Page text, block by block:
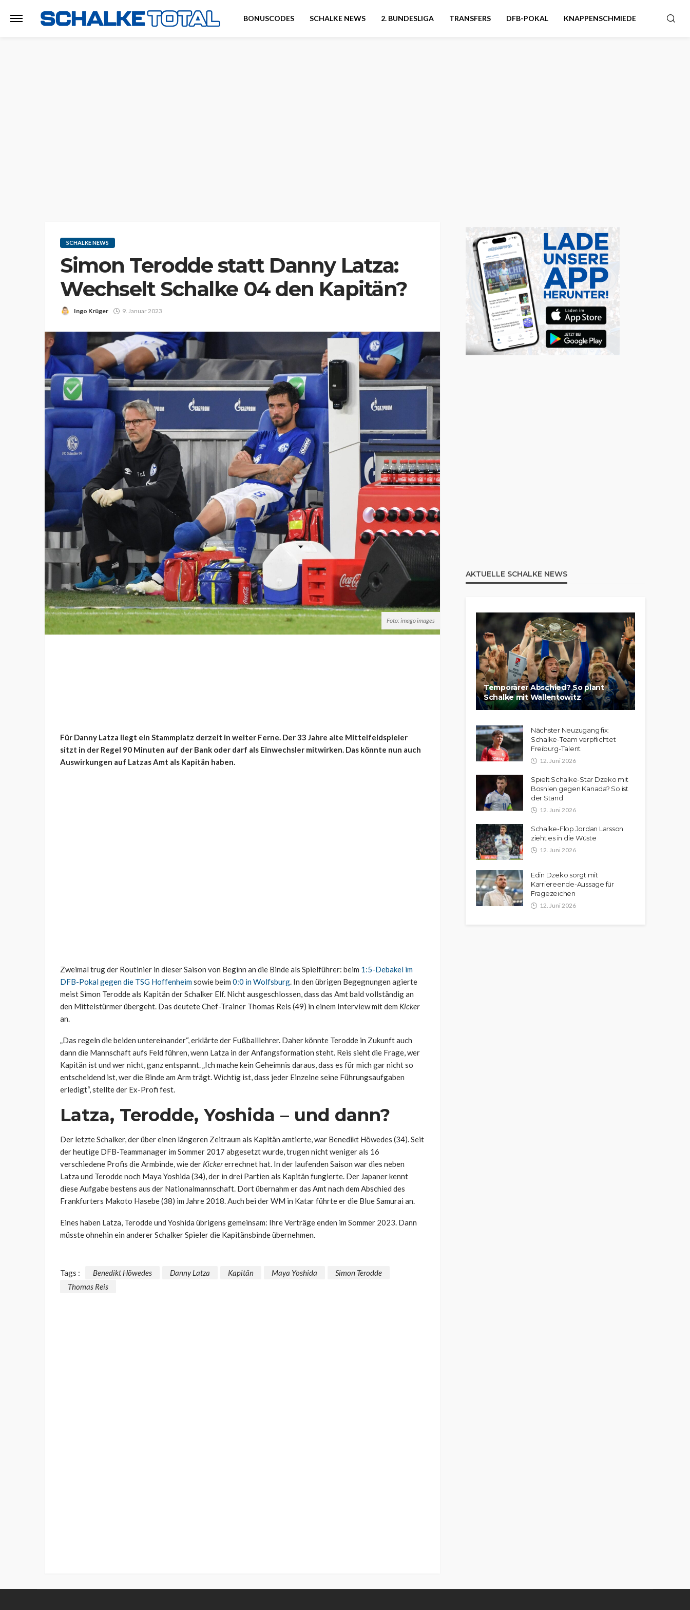
BONUSCODES SCHALKE NEWS 2. BUNDESLIGA TRANSFERS DFB-POKAL KNAPPENSCHMIEDE
SCHALKE NEWS
Simon Terodde statt Danny Latza:
Wechselt Schalke 04 den Kapitän?
Ingo Krüger 9. Januar 2023
Foto: imago images
Für Danny Latza liegt ein Stammplatz derzeit in weiter Ferne. Der 33 Jahre alte Mittelfeldspieler
sitzt in der Regel 90 Minuten auf der Bank oder darf als Einwechsler mitwirken. Das könnte nun auch
Auswirkungen auf Latzas Amt als Kapitän haben.
Zweimal trug der Routinier in dieser Saison von Beginn an die Binde als Spielführer: beim 1:5-Debakel im
DFB-Pokal gegen die TSG Hoffenheimsowie beim 0:0 in Wolfsburg. In den übrigen Begegnungen agierte
meist Simon Terodde als Kapitän der Schalker Elf. Nicht ausgeschlossen, dass das Amt bald vollständig an
den Mittelstürmer übergeht. Das deutete Chef-Trainer Thomas Reis (49) in einem Interview mit dem Kicker
an.
„Das regeln die beiden untereinander“, erklärte der Fußballlehrer. Daher könnte Terodde in Zukunft auch
dann die Mannschaft aufs Feld führen, wenn Latza in der Anfangsformation steht. Reis sieht die Frage, wer
Kapitän ist und wer nicht, ganz entspannt. „Ich mache kein Geheimnis daraus, dass es für mich gar nicht so
entscheidend ist, wer die Binde am Arm trägt. Wichtig ist, dass jeder Einzelne seine Führungsaufgaben
erledigt“, stellte der Ex-Profi fest.
Latza, Terodde, Yoshida – und dann?
Der letzte Schalker, der über einen längeren Zeitraum als Kapitän amtierte, war Benedikt Höwedes (34). Seit
der heutige DFB-Teammanager im Sommer 2017 abgesetzt wurde, trugen nicht weniger als 16
verschiedene Profis die Armbinde, wie der Kickererrechnet hat. In der laufenden Saison war dies neben
Latza und Terodde noch Maya Yoshida (34), der in drei Partien als Kapitän fungierte. Der Japaner kennt
diese Aufgabe bestens aus der Nationalmannschaft. Dort übernahm er das Amt nach dem Abschied des
Frankfurters Makoto Hasebe (38) im Jahre 2018. Auch bei der WM in Katar führte er die Blue Samurai an.
Eines haben Latza, Terodde und Yoshida übrigens gemeinsam: Ihre Verträge enden im Sommer 2023. Dann
müsste ohnehin ein anderer Schalker Spieler die Kapitänsbinde übernehmen.
Tags : Benedikt Höwedes Danny Latza Kapitän Maya Yoshida
Simon Terodde
Thomas Reis
AKTUELLE SCHALKE NEWS
Temporärer Abschied? So plant
Schalke mit Wallentowitz
Nächster Neuzugang fix:
Schalke-Team verpflichtet
Freiburg-Talent
12. Juni 2026
Spielt Schalke-Star Dzeko mit
Bosnien gegen Kanada? So ist
der Stand
12. Juni 2026
Schalke-Flop Jordan Larsson
zieht es in die Wüste
12. Juni 2026
Edin Dzeko sorgt mit
Karriereende-Aussage für
Fragezeichen
12. Juni 2026